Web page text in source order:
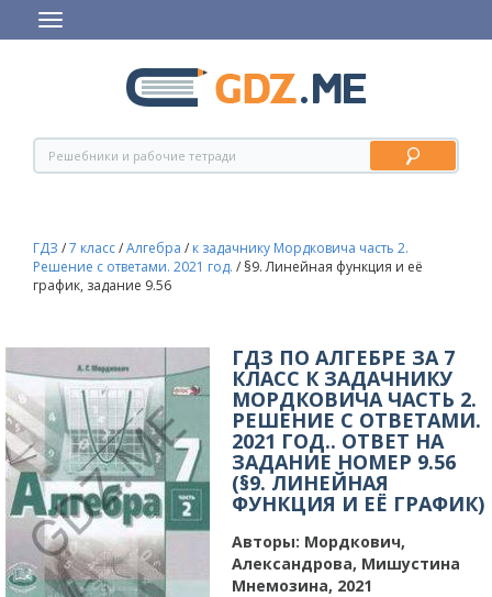
ГДЗ /7 класс/Алгебра / к задачнику Мордковича часть 2.
Решение с ответами. 2021 год. /§9. Линейная функция и её
график, задание 9.56
ГДЗ ПО АЛГЕБРЕ ЗА 7
КЛАСС К ЗАДАЧНИКУ
МОРДКОВИЧА ЧАСТЬ 2.
РЕШЕНИЕ С ОТВЕТАМИ.
2021 ГОД.. ОТВЕТ НА
ЗАДАНИЕ НОМЕР 9.56
(§9. ЛИНЕЙНАЯ
ФУНКЦИЯ И ЕЁ ГРАФИК)
Авторы: Мордкович,
Александрова, Мишустина
Мнемозина, 2021